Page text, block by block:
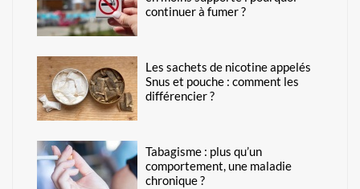
continuer à fumer ?
Les sachets de nicotine appelés
Snus et pouche : comment les
différencier ?
Tabagisme : plus qu’un
comportement, une maladie
chronique ?